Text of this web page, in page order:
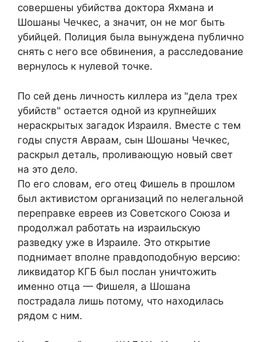
совершены убийства доктора Яхмана и
Шошаны Чечкес, а значит, он не мог быть
убийцей. Полиция была вынуждена публично
снять с него все обвинения, а расследование
вернулось к нулевой точке.
По сей день личность киллера из "дела трех
убийств" остается одной из крупнейших
нераскрытых загадок Израиля. Вместе с тем
годы спустя Авраам, сын Шошаны Чечкес,
раскрыл деталь, проливающую новый свет
на это дело.
По его словам, его отец Фишель в прошлом
был активистом организаций по нелегальной
переправке евреев из Советского Союза и
продолжал работать на израильскую
разведку уже в Израиле. Это открытие
поднимает вполне правдоподобную версию:
ликвидатор КГБ был послан уничтожить
именно отца — Фишеля, а Шошана
пострадала лишь потому, что находилась
рядом с ним.